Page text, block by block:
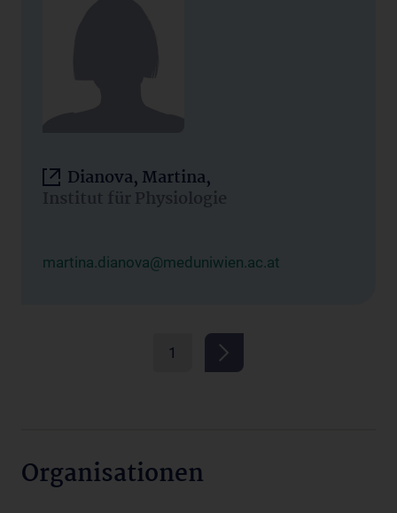
Dianova, Martina,
Institut für Physiologie
martina.dianova@meduniwien.ac.at
1
Organisationen